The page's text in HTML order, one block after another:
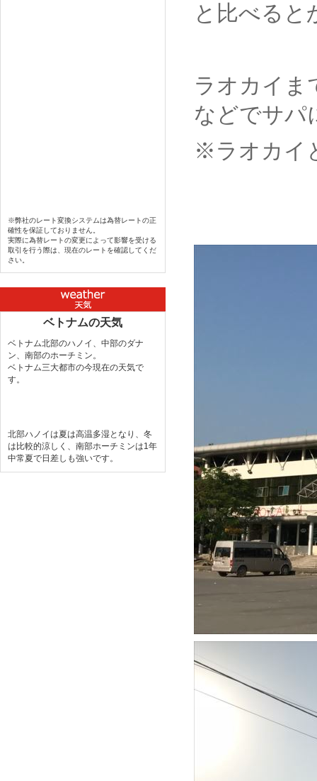
※弊社のレート変換システムは為替レートの正
確性を保証しておりません。
実際に為替レートの変更によって影響を受ける
取引を行う際は、現在のレートを確認してくだ
さい。
ベトナムの天気
ベトナム北部のハノイ、中部のダナ
ン、南部のホーチミン。
ベトナム三大都市の今現在の天気で
す。
北部ハノイは夏は高温多湿となり、冬
は比較的涼しく、南部ホーチミンは1年
中常夏で日差しも強いです。
と比べると
ラオカイま
などでサパ
※ラオカイ